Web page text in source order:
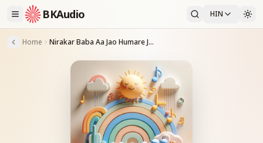
BKAudio HIN
Home Nirakar Baba Aa Jao Humare Jaisi